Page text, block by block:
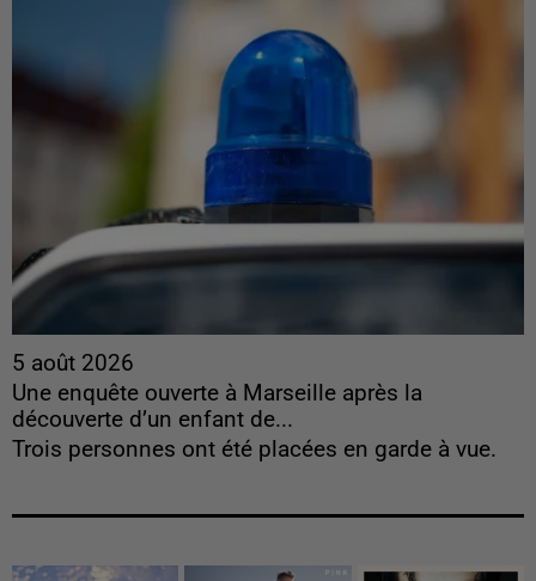
5 août 2026
Une enquête ouverte à Marseille après la
découverte d’un enfant de...
Trois personnes ont été placées en garde à vue.